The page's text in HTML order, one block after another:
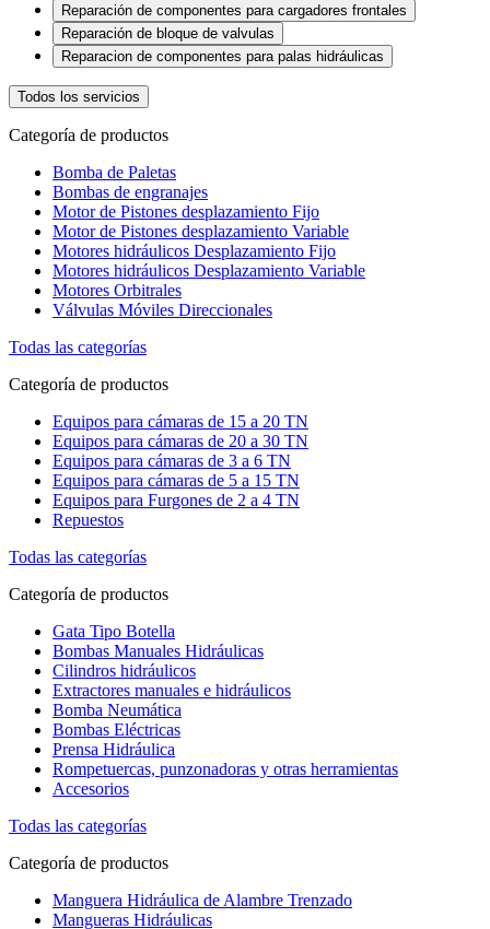
Reparación de componentes para cargadores frontales
Reparación de bloque de valvulas
Reparacion de componentes para palas hidráulicas
Todos los servicios
Categoría de productos
Bomba de Paletas
Bombas de engranajes
Motor de Pistones desplazamiento Fijo
Motor de Pistones desplazamiento Variable
Motores hidráulicos Desplazamiento Fijo
Motores hidráulicos Desplazamiento Variable
Motores Orbitrales
Válvulas Móviles Direccionales
Todas las categorías
Categoría de productos
Equipos para cámaras de 15 a 20 TN
Equipos para cámaras de 20 a 30 TN
Equipos para cámaras de 3 a 6 TN
Equipos para cámaras de 5 a 15 TN
Equipos para Furgones de 2 a 4 TN
Repuestos
Todas las categorías
Categoría de productos
Gata Tipo Botella
Bombas Manuales Hidráulicas
Cilindros hidráulicos
Extractores manuales e hidráulicos
Bomba Neumática
Bombas Eléctricas
Prensa Hidráulica
Rompetuercas, punzonadoras y otras herramientas
Accesorios
Todas las categorías
Categoría de productos
Manguera Hidráulica de Alambre Trenzado
Mangueras Hidráulicas